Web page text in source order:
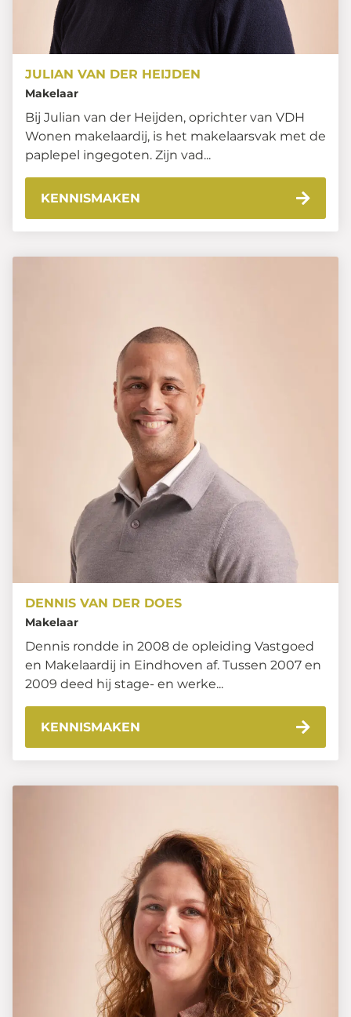
JULIAN VAN DER HEIJDEN
Makelaar
Bij Julian van der Heijden, oprichter van VDH
Wonen makelaardij, is het makelaarsvak met de
paplepel ingegoten. Zijn vad...
KENNISMAKEN
DENNIS VAN DER DOES
Makelaar
Dennis rondde in 2008 de opleiding Vastgoed
en Makelaardij in Eindhoven af. Tussen 2007 en
2009 deed hij stage- en werke...
KENNISMAKEN